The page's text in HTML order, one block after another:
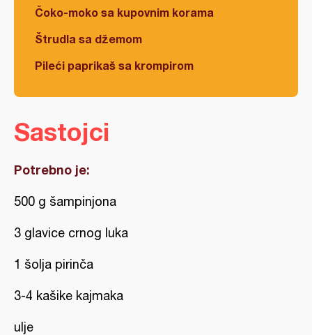
Čoko-moko sa kupovnim korama
Štrudla sa džemom
Pileći paprikaš sa krompirom
Sastojci
Potrebno je:
500 g šampinjona
3 glavice crnog luka
1 šolja pirinča
3-4 kašike kajmaka
ulje